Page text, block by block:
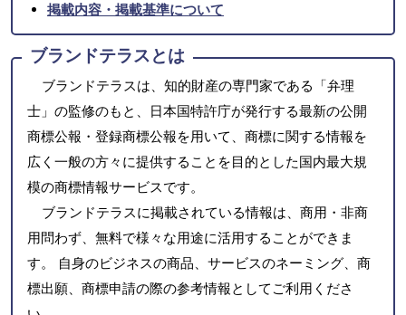
掲載内容・掲載基準について
ブランドテラスとは
ブランドテラスは、知的財産の専門家である「弁理
士」の監修のもと、日本国特許庁が発行する最新の公開
商標公報・登録商標公報を用いて、商標に関する情報を
広く一般の方々に提供することを目的とした国内最大規
模の商標情報サービスです。
ブランドテラスに掲載されている情報は、商用・非商
用問わず、無料で様々な用途に活用することができま
す。 自身のビジネスの商品、サービスのネーミング、商
標出願、商標申請の際の参考情報としてご利用くださ